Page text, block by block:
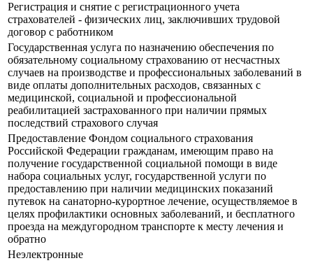
Регистрация и снятие с регистрационного учета
страхователей - физических лиц, заключивших трудовой
договор с работником
Государственная услуга по назначению обеспечения по
обязательному социальному страхованию от несчастных
случаев на производстве и профессиональных заболеваний в
виде оплаты дополнительных расходов, связанных с
медицинской, социальной и профессиональной
реабилитацией застрахованного при наличии прямых
последствий страхового случая
Предоставление Фондом социального страхования
Российской Федерации гражданам, имеющим право на
получение государственной социальной помощи в виде
набора социальных услуг, государственной услуги по
предоставлению при наличии медицинских показаний
путевок на санаторно-курортное лечение, осуществляемое в
целях профилактики основных заболеваний, и бесплатного
проезда на междугородном транспорте к месту лечения и
обратно
Неэлектронные